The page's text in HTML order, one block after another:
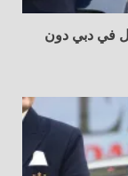
في دبي دون